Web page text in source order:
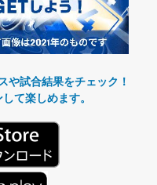
や試合結果をチェック！
て楽しめます。